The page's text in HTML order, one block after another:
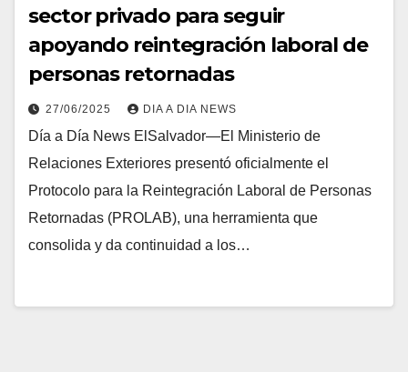
sector privado para seguir
apoyando reintegración laboral de
personas retornadas
27/06/2025 DIA A DIA NEWS
Día a Día News ElSalvador—El Ministerio de
Relaciones Exteriores presentó oficialmente el
Protocolo para la Reintegración Laboral de Personas
Retornadas (PROLAB), una herramienta que
consolida y da continuidad a los…